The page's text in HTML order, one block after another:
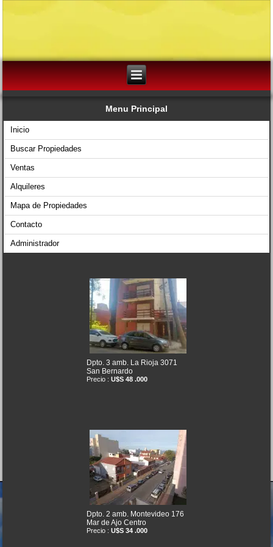
Menu Principal
Inicio
Buscar Propiedades
Ventas
Alquileres
Mapa de Propiedades
Contacto
Administrador
Dpto. 3 amb. La Rioja 3071
San Bernardo
Precio : U$S 48 .000
Dpto. 2 amb. Montevideo 176
Mar de Ajo Centro
Precio : U$S 34 .000